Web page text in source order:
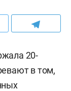
20-
в том,